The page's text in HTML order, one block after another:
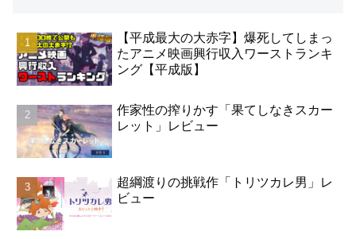
【平成最大の大赤字】爆死してしまっ
たアニメ映画興行収入ワーストランキ
ング【平成版】
作家性の搾りかす「果てしなきスカー
レット」レビュー
超綱渡りの挑戦作「トリツカレ男」レ
ビュー